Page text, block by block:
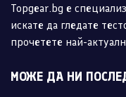
Topgear.bg е
искате да гледате
прочетете най-
МОЖЕ ДА НИ